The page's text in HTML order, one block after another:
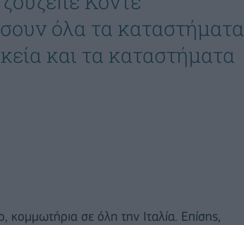
όλα τα καταστήματα
και τα καταστήματα
σε όλη την Ιταλία. Επίσης,